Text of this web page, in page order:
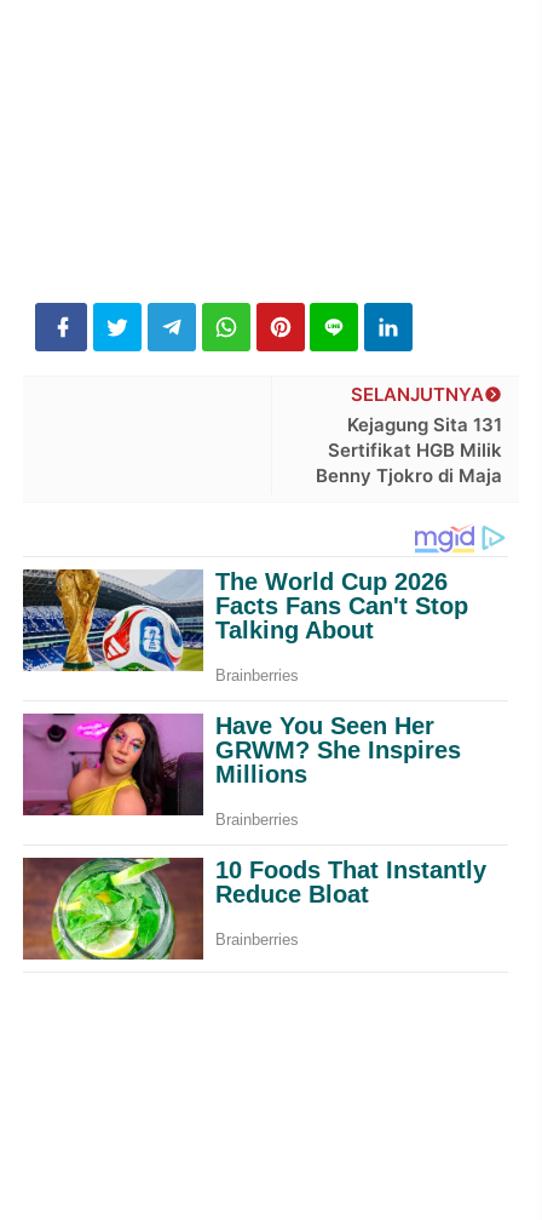
SELANJUTNYA
Kejagung Sita 131
Sertifikat HGB Milik
Benny Tjokro di Maja